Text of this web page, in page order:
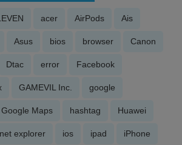
acer AirPods Ais
Asus bios browser Canon
Dtac error Facebook
GAMEVIL Inc. google
Google Maps hashtag Huawei
explorer ios ipad iPhone